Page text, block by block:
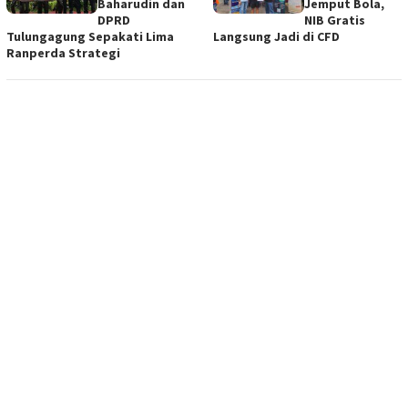
DPRD
Tulungagung Sepakati Lima
Ranperda Strategi
NIB Gratis
Langsung Jadi di CFD